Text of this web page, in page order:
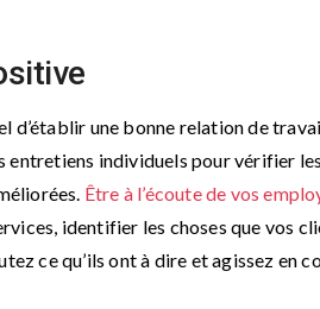
d’établir une bonne relation de
individuels pour vérifier
Être à l’écoute de vos
identifier les choses que vos
ce qu’ils ont à dire et agissez en